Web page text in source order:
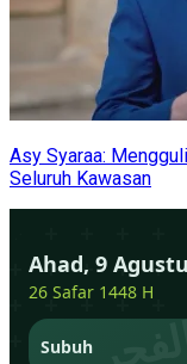
Asy Syaraa:
Seluruh Kawasan